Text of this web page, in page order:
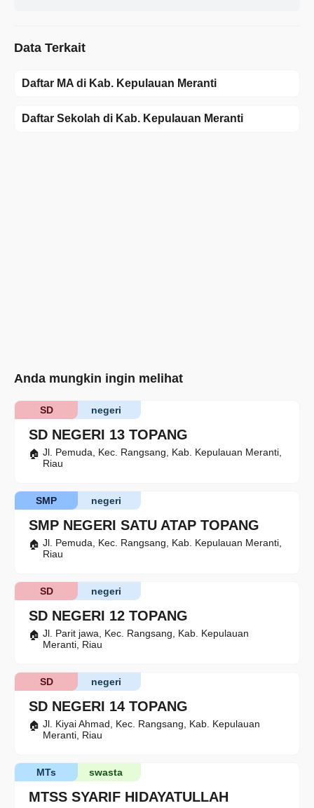
Data Terkait
Daftar MA di Kab. Kepulauan Meranti
Daftar Sekolah di Kab. Kepulauan Meranti
Anda mungkin ingin melihat
SD NEGERI 13 TOPANG
negeri
SD
Jl. Pemuda, Kec. Rangsang, Kab. Kepulauan Meranti,
Riau
SMP NEGERI SATU ATAP TOPANG
negeri
SMP
Jl. Pemuda, Kec. Rangsang, Kab. Kepulauan Meranti,
Riau
SD NEGERI 12 TOPANG
negeri
SD
Jl. Parit jawa, Kec. Rangsang, Kab. Kepulauan
Meranti, Riau
SD NEGERI 14 TOPANG
negeri
SD
Jl. Kiyai Ahmad, Kec. Rangsang, Kab. Kepulauan
Meranti, Riau
MTSS SYARIF HIDAYATULLAH
swasta
MTs